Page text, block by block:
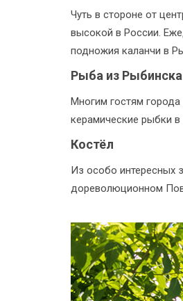
Чуть в стороне от
высокой в России.
подножия каланчи в
Рыба из Рыбинска
Многим гостям
керамические рыбки
Костёл
Из особо интересных
дореволюционном